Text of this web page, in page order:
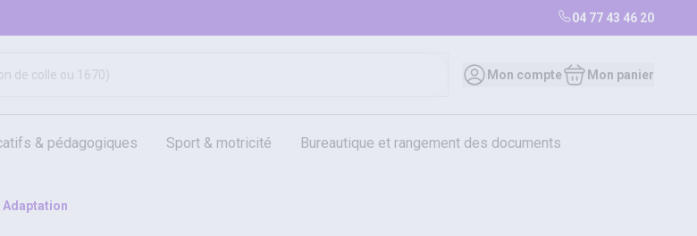
04 77 43 46 20
Mon compte Mon panier
& pédagogiques sport & motricité bureautique et rangement des documents
adaptation